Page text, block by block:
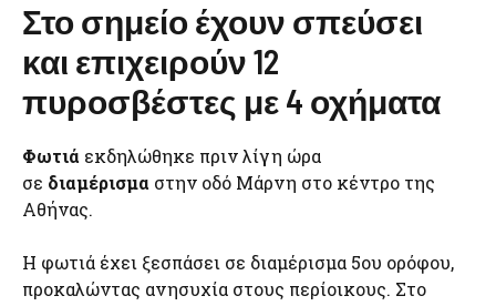
Στο σημείο έχουν σπεύσει
και επιχειρούν 12
πυροσβέστες με 4 οχήματα
Φωτιά εκδηλώθηκε πριν λίγη ώρα
σε διαμέρισμα στην οδό Μάρνη στο κέντρο της
Αθήνας.
Η φωτιά έχει ξεσπάσει σε διαμέρισμα 5ου ορόφου,
προκαλώντας ανησυχία στους περίοικους. Στο